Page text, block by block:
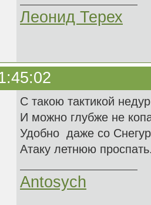
Леонид Терех
С такою тактикой
И можно глубже не
Удобно даже со
Атаку летнюю
Antosych